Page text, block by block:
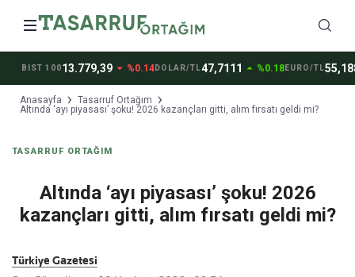
BIST 100 13.779,39arrow_drop_down%0.14DOLAR/TL47,7111arrow_drop_up %0.18EURO/TL55,1881
Anasayfa
Tasarruf Ortağım
Altında ‘ayı piyasası’ şoku! 2026 kazançları gitti, alım fırsatı geldi mi?
TASARRUF ORTAĞIM
Altında ‘ayı piyasası’ şoku! 2026
kazançları gitti, alım fırsatı geldi mi?
Türkiye Gazetesi